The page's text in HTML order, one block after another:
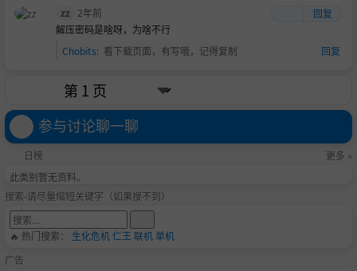
zz 2年前
回复
解压密码是啥呀，为啥不行
Chobits: 看下载页面，有写哦，记得复制 回复
参与讨论聊一聊
日榜
更多 »
此类别暂无资料。
搜索-请尽量缩短关键字（如果搜不到）
🔥 热门搜索： 生化危机仁王 联机单机
广告